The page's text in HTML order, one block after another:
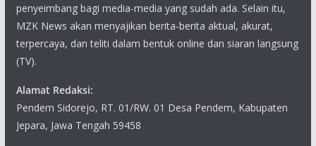
penyeimbang bagi media-media yang sudah ada. Selain itu,
MZK News akan menyajikan berita-berita aktual, akurat,
terpercaya, dan teliti dalam bentuk online dan siaran langsung
(TV).
Alamat Redaksi:
Pendem Sidorejo, RT. 01/RW. 01 Desa Pendem, Kabupaten
Jepara, Jawa Tengah 59458